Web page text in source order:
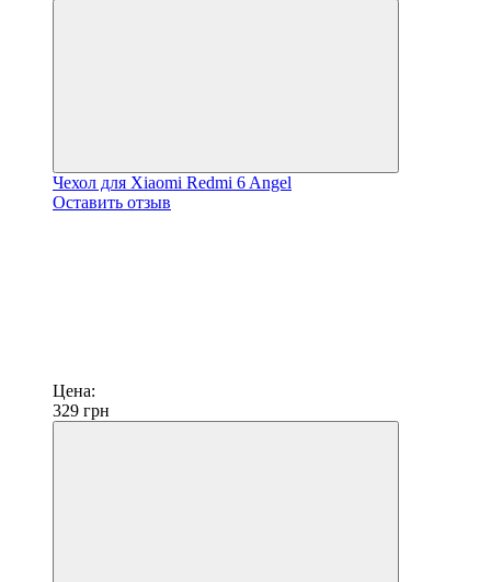
Чехол для Xiaomi Redmi 6 Angel
Оставить отзыв
Цена:
329 грн